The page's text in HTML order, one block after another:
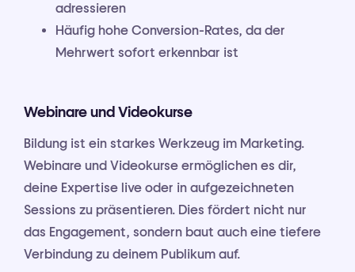
adressieren
Häufig hohe Conversion-Rates, da der
Mehrwert sofort erkennbar ist
Webinare und Videokurse
Bildung ist ein starkes Werkzeug im Marketing.
Webinare und Videokurse ermöglichen es dir,
deine Expertise live oder in aufgezeichneten
Sessions zu präsentieren. Dies fördert nicht nur
das Engagement, sondern baut auch eine tiefere
Verbindung zu deinem Publikum auf.